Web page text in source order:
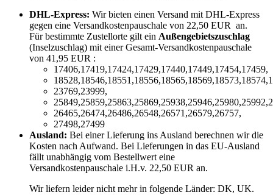
DHL-Express: Wir bieten einen Versand mit DHL-Express
gegen eine Versandkostenpauschale von 22,50 EUR an.
Für bestimmte Zustellorte gilt ein Außengebietszuschlag
(Inselzuschlag) mit einer Gesamt-Versandkostenpauschale
von 41,95 EUR :
17406,17419,17424,17429,17440,17449,17454,17459,
23769,23999,
26465,26474,26486,26548,26571,26579,26757,
27498,27499
Ausland: Bei einer Lieferung ins Ausland berechnen wir die
Kosten nach Aufwand. Bei Lieferungen in das EU-Ausland
fällt unabhängig vom Bestellwert eine
Versandkostenpauschale i.H.v. 22,50 EUR an.
Wir liefern leider nicht mehr in folgende Länder: DK, UK.